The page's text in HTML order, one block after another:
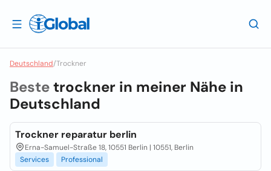
Deutschland/Trockner
Bestetrockner in meiner Nähe in
Deutschland
Trockner reparatur berlin
Erna-Samuel-Straße 18, 10551 Berlin | 10551, Berlin
Services
Professional